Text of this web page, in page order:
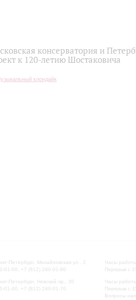
консерватория и
к 120-летию Шостаковича
Петербург, Михайловская ул., 2
01-00, +7 (812) 240-01-80
Петербург, Невский пр., 30
01-00, +7 (812) 240-01-70
Часы
Перерыв с
Часы
Перерыв с
Вопросы